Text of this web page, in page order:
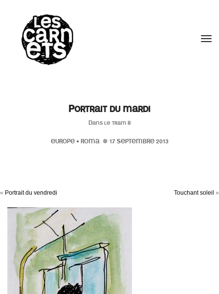
Portrait du mardi
Dans le tram 8
EUROPE• ROMA 17 SEPTEMBRE 2013
« Portrait du vendredi Touchant soleil »